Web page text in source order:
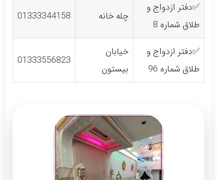
✅دفتر ازدواج و
طلاق شماره 8
چله خانه 01333344158
✅دفتر ازدواج و
طلاق شماره 96
خیابان
بیستون
01333556823